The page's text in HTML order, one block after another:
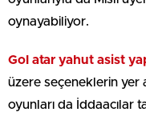
oynayabiliyor.
Gol atar yahut asist
üzere seçeneklerin yer
oyunları da İddaacılar